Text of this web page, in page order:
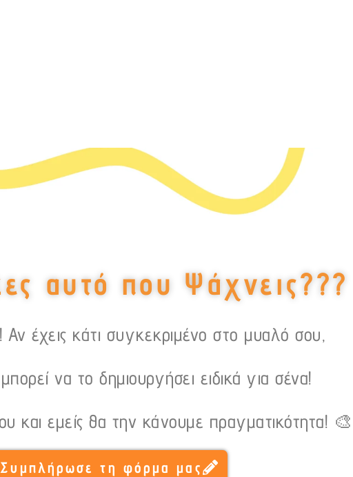
αυτό που Ψάχνεις???
Αν έχεις κάτι συγκεκριμένο στο μυαλό σου,
να το δημιουργήσει ειδικά για σένα!
και εμείς θα την κάνουμε πραγματικότητα! 🎨
Συμπλήρωσε τη φόρμα μας